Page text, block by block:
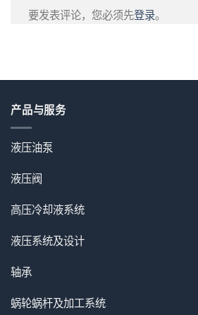
要发表评论，您必须先登录。
产品与服务
液压油泵
液压阀
高压冷却液系统
液压系统及设计
轴承
蜗轮蜗杆及加工系统